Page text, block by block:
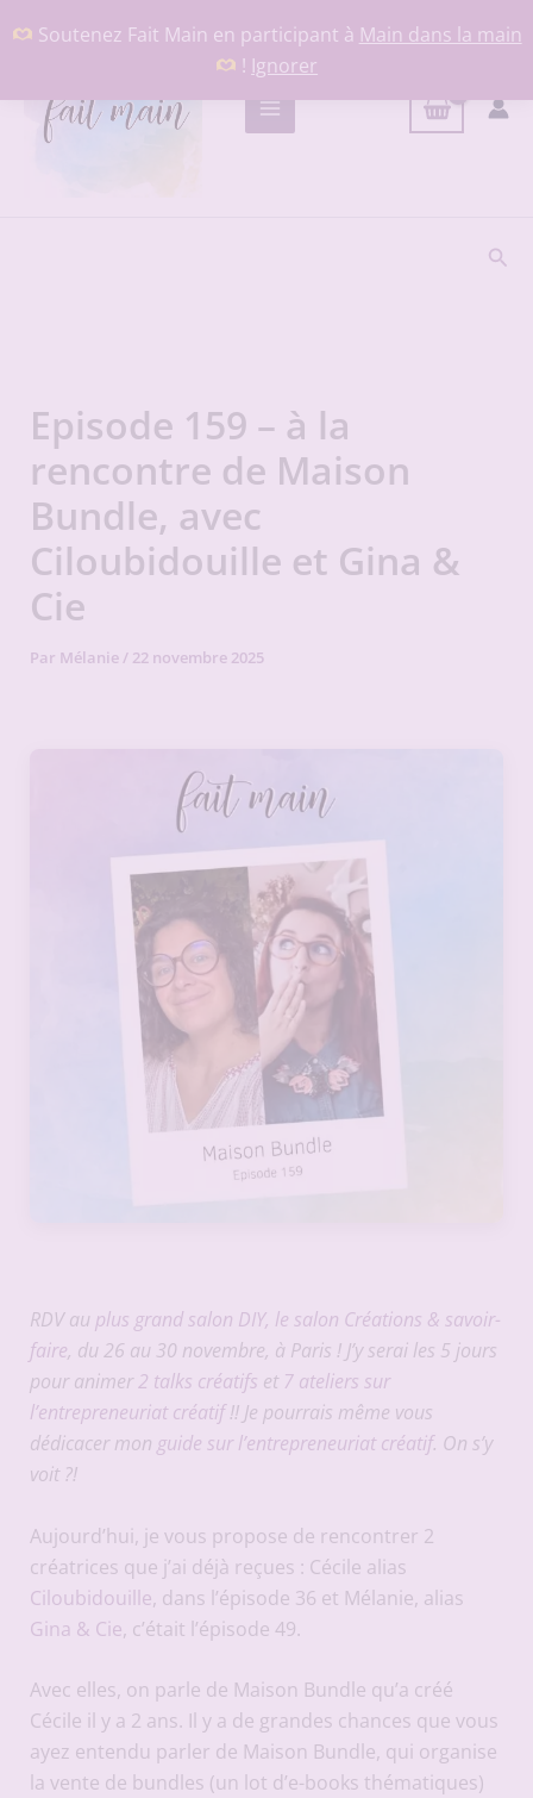
Soutenez Fait Main en participant à Main dans la main
! Ignorer
au
Episode 159 – à la
rencontre de Maison
Bundle, avec
Ciloubidouille et Gina &
Cie
Par Mélanie/ 22 novembre 2025
RDV au plus grand salon DIY, le salon Créations & savoir-
faire, du 26 au 30 novembre, à Paris ! J’y serai les 5 jours
pour animer2 talks créatifs et 7 ateliers sur
l’entrepreneuriat créatif!! Je pourrais même vous
dédicacer mon guide sur l’entrepreneuriat créatif. On s’y
voit ?!
Aujourd’hui, je vous propose de rencontrer 2
créatrices que j’ai déjà reçues : Cécile alias
Ciloubidouille, dans l’épisode 36 et Mélanie, alias
Gina & Cie, c’était l’épisode 49.
Avec elles, on parle de Maison Bundle qu’a créé
Cécile il y a 2 ans. Il y a de grandes chances que vous
ayez entendu parler de Maison Bundle, qui organise
la vente de bundles (un lot d’e-books thématiques)